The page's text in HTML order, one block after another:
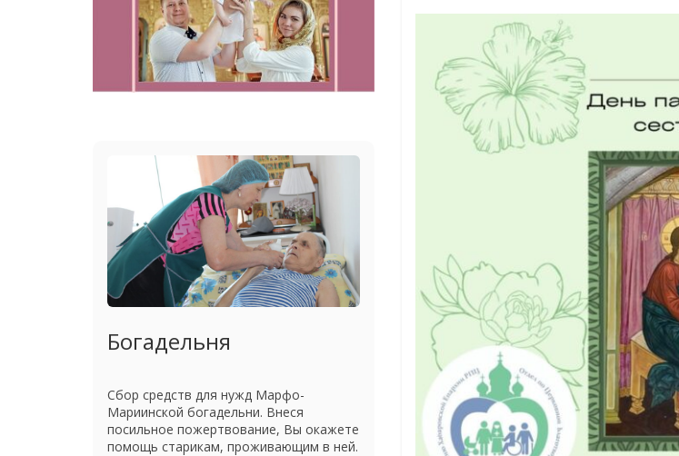
Богадельня
Сбор средств для нужд Марфо-
Мариинской богадельни. Внеся
посильное пожертвование, Вы окажете
помощь старикам, проживающим в ней.